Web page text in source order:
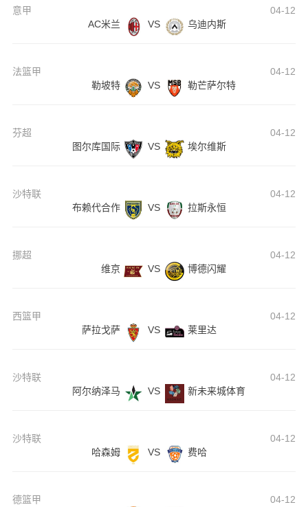
意甲
04-12
AC米兰
VS 乌迪内斯
法篮甲
04-12
勒坡特
VS 勒芒萨尔特
芬超
04-12
图尔库国际
VS 埃尔维斯
沙特联
04-12
布赖代合作
VS 拉斯永恒
挪超
04-12
维京
VS 博德闪耀
西篮甲
04-12
萨拉戈萨
VS 莱里达
沙特联
04-12
阿尔纳泽马
VS 新未来城体育
沙特联
04-12
哈森姆
VS 费哈
德篮甲 04-12